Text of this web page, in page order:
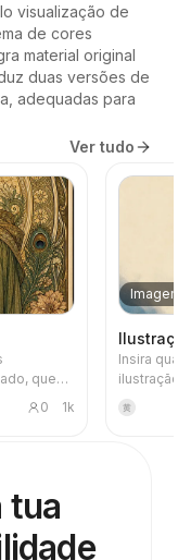
visualização de
de cores
material original
duas versões de
adequadas para
Ver tudo
que
de
que
e
ou
e
IA. Pode
0 1k
Imagem
Insira
ilustração
título:
黄
tua